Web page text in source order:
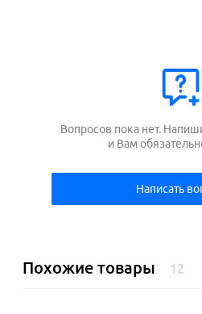
Вопросов пока нет.
и Вам
Написать
Похожие товары 12